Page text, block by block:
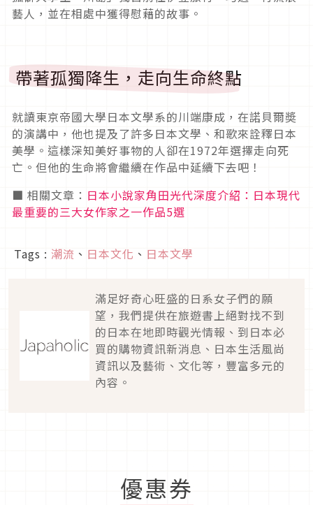
藝人，並在相處中獲得慰藉的故事。
帶著孤獨降生，走向生命終點
就讀東京帝國大學日本文學系的川端康成，在諾貝爾奬
的演講中，他也提及了許多日本文學、和歌來詮釋日本
美學。這樣深知美好事物的人卻在1972年選擇走向死
亡。但他的生命將會繼續在作品中延續下去吧！
■ 相關文章： 日本小說家角田光代深度介紹：日本現代
最重要的三大女作家之一作品5選
Tags : 潮流 、 日本文化 、 日本文學
滿足好奇心旺盛的日系女子們的願
望，我們提供在旅遊書上絕對找不到
的日本在地即時觀光情報、到日本必
買的購物資訊新消息、日本生活風尚
資訊以及藝術、文化等，豐富多元的
內容。
優惠券